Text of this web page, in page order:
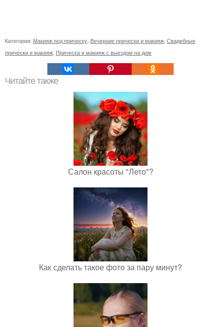
Категории: Макияж под прическу Вечерние прически и макияж Свадебные
прически и макияж Прическа и макияж с выездом на дом
Читайте также
Салон красоты "Лето"?
Как сделать такое фото за пару минут?